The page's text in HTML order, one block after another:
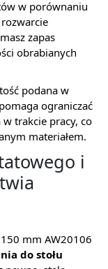
w porównaniu
zapas
obrabianych
podana w
ograniczać
trakcie pracy, co
materiałem.
i
mm AW20106
do stołu